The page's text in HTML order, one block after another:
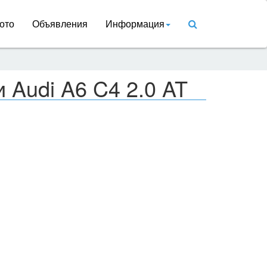
Объявления Информация
Audi A6 C4 2.0 AT